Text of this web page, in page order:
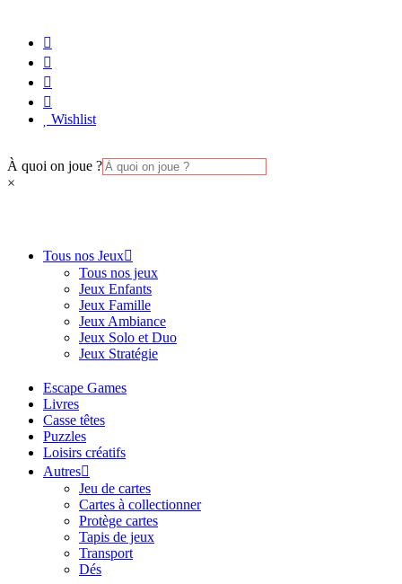
Wishlist
À quoi on joue ?
×
Tous nos Jeux
Tous nos jeux
Jeux Enfants
Jeux Famille
Jeux Ambiance
Jeux Solo et Duo
Jeux Stratégie
Escape Games
Livres
Casse têtes
Puzzles
Loisirs créatifs
Autres
Jeu de cartes
Cartes à collectionner
Protège cartes
Tapis de jeux
Transport
Dés